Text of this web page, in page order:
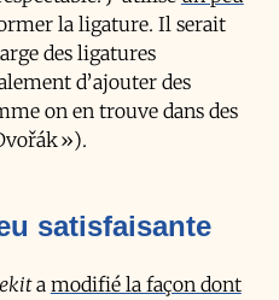
la ligature. Il serait
des ligatures
d’ajouter des
on en trouve dans des
»).
satisfaisante
a modifié la façon dont